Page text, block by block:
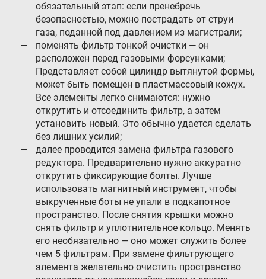
обязательный этап: если пренебречь
безопасностью, можно пострадать от струи
газа, поданной под давлением из магистрали;
поменять фильтр тонкой очистки — он
расположен перед газовыми форсунками;
Представляет собой цилиндр вытянутой формы,
может быть помещен в пластмассовый кожух.
Все элементы легко снимаются: нужно
открутить и отсоединить фильтр, а затем
установить новый. Это обычно удается сделать
без лишних усилий;
далее проводится замена фильтра газового
редуктора. Предварительно нужно аккуратно
открутить фиксирующие болты. Лучше
использовать магнитный инструмент, чтобы
выкрученные боты не упали в подкапотное
пространство. После снятия крышки можно
снять фильтр и уплотнительное кольцо. Менять
его необязательно — оно может служить более
чем 5 фильтрам. При замене фильтрующего
элемента желательно очистить пространство